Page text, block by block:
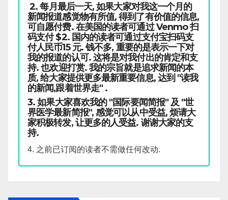
2. 每月最后一天, 如果大家对我这一个月的
新闻报道感觉物有所值, 得到了有价值的信息,
可自愿付费. 在美国的读者可通过 Venmo 扫
码支付 $2. 国内的读者可通过支付宝扫码支
付人民币15 元. 钱不多, 重要的是表示一下对
我的报道的认可. 这将是对我付出的肯定和支
持. 也欢迎打赏. 我的宗旨就是追求新闻的本
质, 给大家提供更多最新重要信息, 达到 "读我
的新闻,跟着世界走" .
3. 如果大家喜欢我的 "国际要闻简报" 及 "世
界医学最新简报", 感觉可以从中受益, 烦请大
家积极转发, 让更多的人受益. 谢谢大家的支
持.
4. 之前已订阅的读者不需做任何改动.